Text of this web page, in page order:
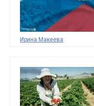
Ирина Макеева